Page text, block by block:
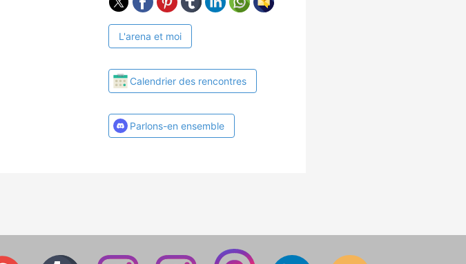
L'arena et moi
Calendrier des rencontres
Parlons-en ensemble